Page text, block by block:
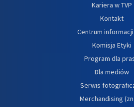
Kariera w TVP
Kontakt
Centrum informacji
Komisja Etyki
Program dla
Dla mediów
Serwis
Merchandising